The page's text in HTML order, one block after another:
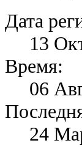
Дата
13
Время:
06
24